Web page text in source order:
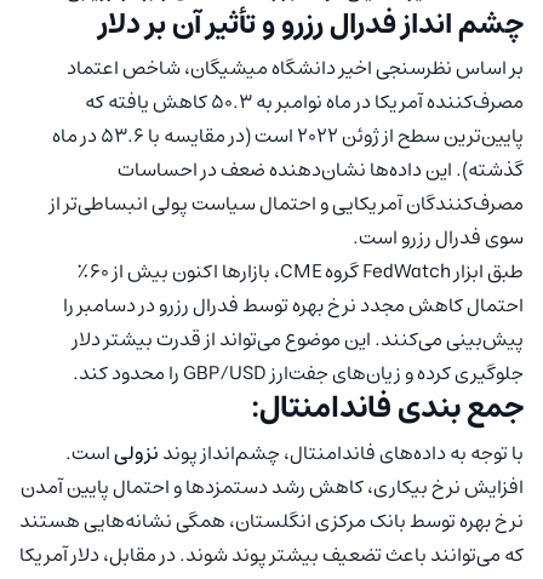
چشم انداز فدرال رزرو و تأثیر آن بر دلار
بر اساس نظرسنجی اخیر دانشگاه میشیگان، شاخص اعتماد
مصرف‌کننده آمریکا در ماه نوامبر به ۵۰.۳ کاهش یافته که
پایین‌ترین سطح از ژوئن ۲۰۲۲ است (در مقایسه با ۵۳.۶ در ماه
گذشته). این داده‌ها نشان‌دهنده‌ ضعف در احساسات
مصرف‌کنندگان آمریکایی و احتمال سیاست پولی انبساطی‌تر از
سوی فدرال رزرو است.
طبق ابزار FedWatch گروه CME، بازارها اکنون بیش از ۶۰٪
احتمال کاهش مجدد نرخ بهره توسط فدرال رزرو در دسامبر را
پیش‌بینی می‌کنند. این موضوع می‌تواند از قدرت بیشتر دلار
جلوگیری کرده و زیان‌های جفت‌ارز GBP/USD را محدود کند.
جمع بندی فاندامنتال:
با توجه به داده‌های فاندامنتال، چشم‌انداز پوندنزولیاست.
افزایش نرخ بیکاری، کاهش رشد دستمزدها و احتمال پایین آمدن
نرخ بهره توسط بانک مرکزی انگلستان، همگی نشانه‌هایی هستند
که می‌توانند باعث تضعیف بیشتر پوند شوند. در مقابل، دلار آمریکا